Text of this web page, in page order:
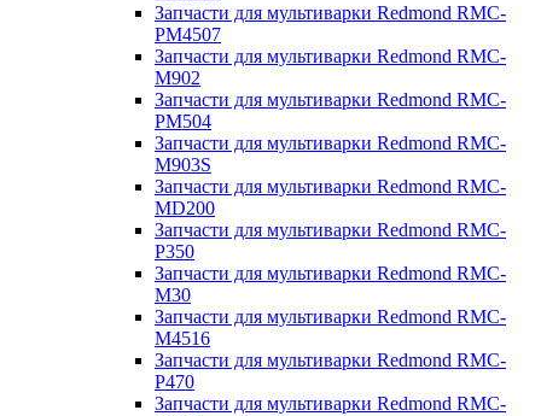
Запчасти для мультиварки Redmond RMC-
PM4507
Запчасти для мультиварки Redmond RMC-
M902
Запчасти для мультиварки Redmond RMC-
PM504
Запчасти для мультиварки Redmond RMC-
M903S
Запчасти для мультиварки Redmond RMC-
MD200
Запчасти для мультиварки Redmond RMC-
P350
Запчасти для мультиварки Redmond RMC-
M30
Запчасти для мультиварки Redmond RMC-
M4516
Запчасти для мультиварки Redmond RMC-
P470
Запчасти для мультиварки Redmond RMC-